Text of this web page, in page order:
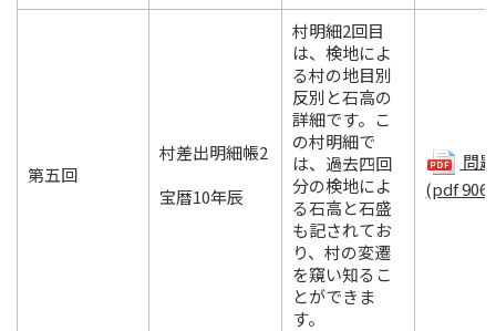
第五回
村差出明細帳2
宝暦10年辰
村明細2回目
は、検地によ
る村の地目別
反別と石高の
詳細です。こ
の村明細で
は、過去四回
分の検地によ
る石高と石盛
も記されてお
り、村の変遷
を窺い知るこ
とができま
す。
問
(pdf 906